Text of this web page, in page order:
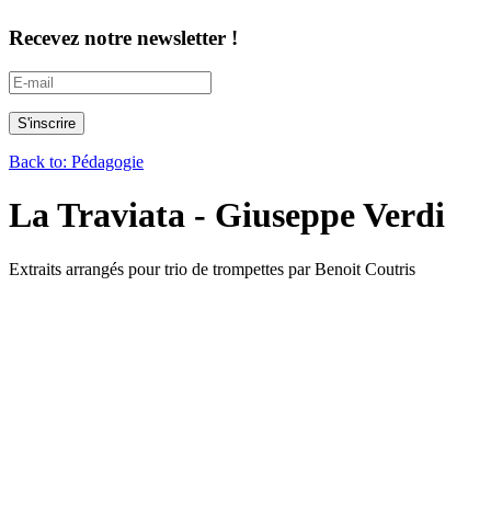
Recevez notre newsletter !
Back to: Pédagogie
La Traviata - Giuseppe Verdi
Extraits arrangés pour trio de trompettes par Benoit Coutris